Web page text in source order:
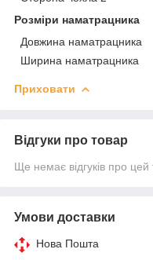
Розміри наматрацника
Довжина наматрацника
Ширина наматрацника
Приховати
Відгуки про товар
Ще немає відгуків про цей
Умови доставки
Нова Пошта